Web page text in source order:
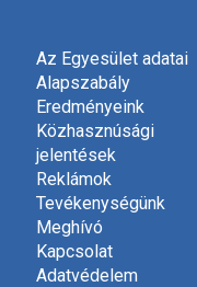
Az Egyesület adatai
Alapszabály
Eredményeink
Közhasznúsági
jelentések
Reklámok
Tevékenységünk
Meghívó
Kapcsolat
Adatvédelem